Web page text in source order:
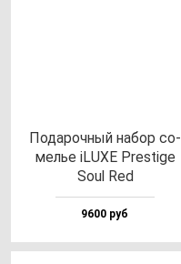
Пода­роч­ный на­бор со­
мелье iLUXE Pres­ti­ge
Soul Red
9600 руб